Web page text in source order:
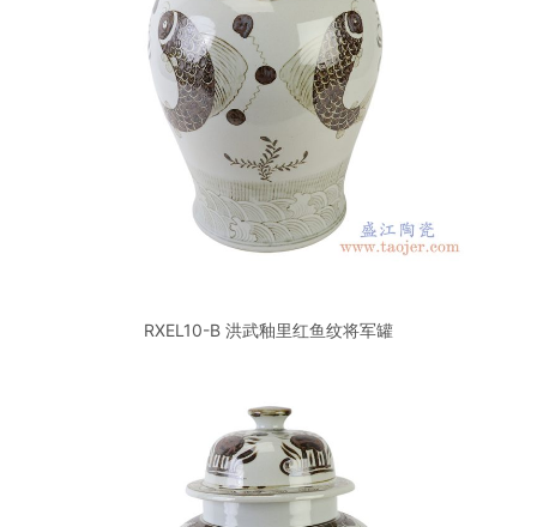
RXEL10-B 洪武釉里红鱼纹将军罐